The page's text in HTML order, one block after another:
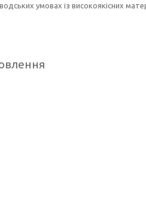
умовах із високоякісних